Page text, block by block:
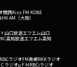
関西Kiss FM KOBE
AM（大阪）
山口放送エフエム山口
高知放送エフエム高知
NBCラジオFM長崎RKKラジオ
ラジオμＦＭRBCiラジオ